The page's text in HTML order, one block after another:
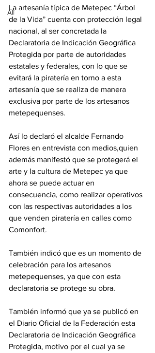
All
La artesanía típica de Metepec “Árbol
de la Vida” cuenta con protección legal
nacional, al ser concretada la
Declaratoria de Indicación Geográfica
Protegida por parte de autoridades
estatales y federales, con lo que se
evitará la piratería en torno a esta
artesanía que se realiza de manera
exclusiva por parte de los artesanos
metepequenses.
Así lo declaró el alcalde Fernando
Flores en entrevista con medios,quien
además manifestó que se protegerá el
arte y la cultura de Metepec ya que
ahora se puede actuar en
consecuencia, como realizar operativos
con las respectivas autoridades a los
que venden piratería en calles como
Comonfort.
También indicó que es un momento de
celebración para los artesanos
metepequenses, ya que con esta
declaratoria se protege su obra.
También informó que ya se publicó en
el Diario Oficial de la Federación esta
Declaratoria de Indicación Geográfica
Protegida, motivo por el cual ya se